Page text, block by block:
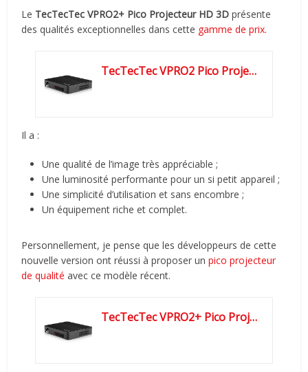
Le TecTecTec VPRO2+ Pico Projecteur HD 3Dprésente
des qualités exceptionnelles dans cette gamme de prix.
TecTecTec VPRO2 Pico Projecteur HD - Projecteur de poche portable...
Il a :
Une qualité de l’image très appréciable ;
Une luminosité performante pour un si petit appareil ;
Une simplicité d’utilisation et sans encombre ;
Un équipement riche et complet.
Personnellement, je pense que les développeurs de cette
nouvelle version ont réussi à proposer unpico projecteur
de qualité avec ce modèle récent.
TecTecTec VPRO2+ Pico Projecteur 3D WiFi HD Android - Smart...